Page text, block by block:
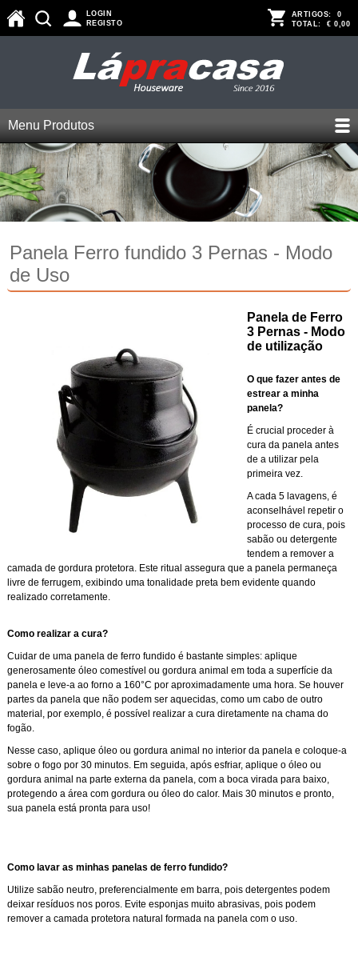
LOGIN
REGISTO
ARTIGOS: 0
TOTAL: € 0,00
Menu Produtos
Panela Ferro fundido 3 Pernas - Modo
de Uso
Panela de Ferro
3 Pernas - Modo
de utilização
O que fazer antes de
estrear a minha
panela?
É crucial proceder à
cura da panela antes
de a utilizar pela
primeira vez.
A cada 5 lavagens, é
aconselhável repetir o
processo de cura, pois
sabão ou detergente
tendem a remover a
camada de gordura protetora. Este ritual assegura que a panela permaneça
livre de ferrugem, exibindo uma tonalidade preta bem evidente quando
realizado corretamente.
Como realizar a cura?
Cuidar de uma panela de ferro fundido é bastante simples: aplique
generosamente óleo comestível ou gordura animal em toda a superfície da
panela e leve-a ao forno a 160°C por aproximadamente uma hora. Se houver
partes da panela que não podem ser aquecidas, como um cabo de outro
material, por exemplo, é possível realizar a cura diretamente na chama do
fogão.
Nesse caso, aplique óleo ou gordura animal no interior da panela e coloque-a
sobre o fogo por 30 minutos. Em seguida, após esfriar, aplique o óleo ou
gordura animal na parte externa da panela, com a boca virada para baixo,
protegendo a área com gordura ou óleo do calor. Mais 30 minutos e pronto,
sua panela está pronta para uso!
Como lavar as minhas panelas de ferro fundido?
Utilize sabão neutro, preferencialmente em barra, pois detergentes podem
deixar resíduos nos poros. Evite esponjas muito abrasivas, pois podem
remover a camada protetora natural formada na panela com o uso.